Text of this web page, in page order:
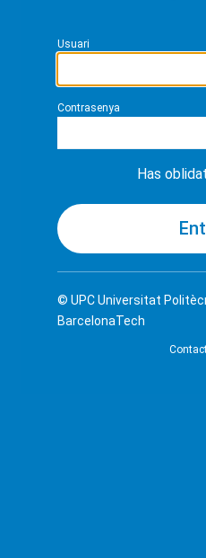
Usuari
Contrasenya
Has
© UPCUniversitat
BarcelonaTech